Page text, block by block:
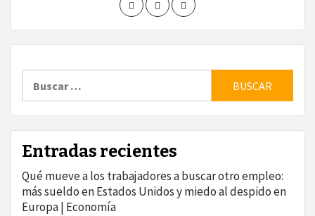
Entradas recientes
Qué mueve a los trabajadores a buscar otro empleo:
más sueldo en Estados Unidos y miedo al despido en
Europa | Economía